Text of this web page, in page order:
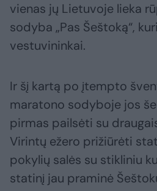
vienas jų Lietuvoje lieka
sodyba „Pas Šeštoką“,
vestuvininkai.
Ir šį kartą po įtempto
maratono sodyboje jos
pirmas pailsėti su
Virintų ežero prižiūrėti
pokylių salės su stikliniu
statinį jau praminė